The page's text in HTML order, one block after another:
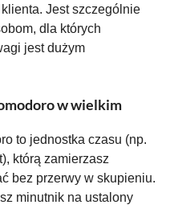
Jest szczególnie
dla których
jest dużym
w wielkim
to jednostka czasu (np.
którą zamierzasz
bez przerwy w skupieniu.
minutnik na ustalony